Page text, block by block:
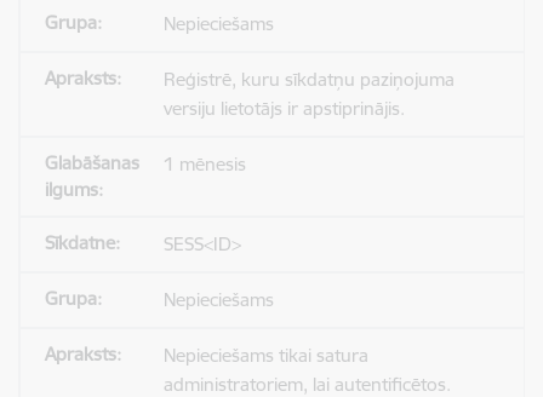
Nepieciešams
Reģistrē, kuru sīkdatņu paziņojuma
versiju lietotājs ir apstiprinājis.
1 mēnesis
SESS<ID>
Nepieciešams
Nepieciešams tikai satura
administratoriem, lai autentificētos.